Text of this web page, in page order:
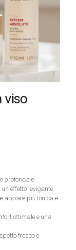
viso
profonda e
effetto levigante.
appare più tonica e
ottimale e una
fresco e